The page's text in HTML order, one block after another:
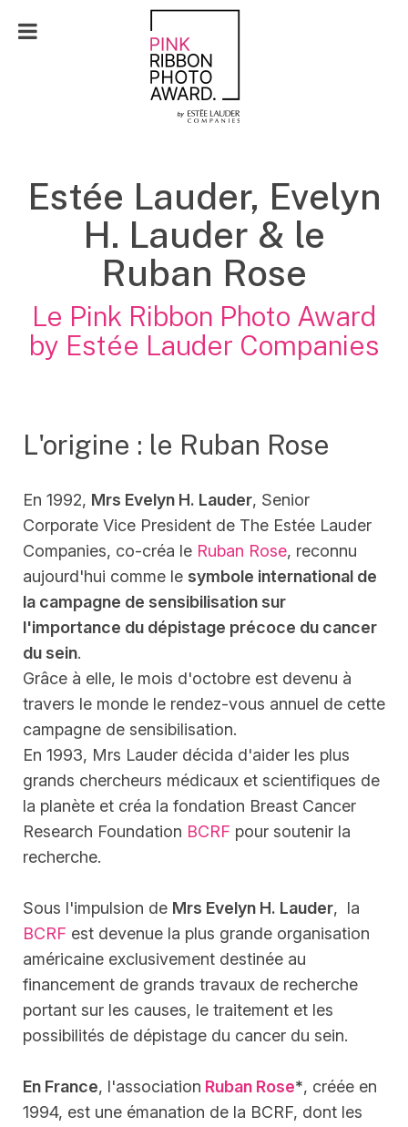
Estée Lauder, Evelyn
H. Lauder & le
Ruban Rose
Le Pink Ribbon Photo Award
by Estée Lauder Companies
L'origine : le Ruban Rose
En 1992, Mrs Evelyn H. Lauder, Senior
Corporate Vice President de The Estée Lauder
Companies, co-créa le Ruban Rose, reconnu
aujourd'hui comme le symbole international de
la campagne de sensibilisation sur
l'importance du dépistage précoce du cancer
du sein.
Grâce à elle, le mois d'octobre est devenu à
travers le monde le rendez-vous annuel de cette
campagne de sensibilisation.
En 1993, Mrs Lauder décida d'aider les plus
grands chercheurs médicaux et scientifiques de
la planète et créa la fondation Breast Cancer
Research Foundation BCRF pour soutenir la
recherche.
Sous l'impulsion de Mrs Evelyn H. Lauder, la
BCRF est devenue la plus grande organisation
américaine exclusivement destinée au
financement de grands travaux de recherche
portant sur les causes, le traitement et les
possibilités de dépistage du cancer du sein.
En France, l'association Ruban Rose*, créée en
1994, est une émanation de la BCRF, dont les